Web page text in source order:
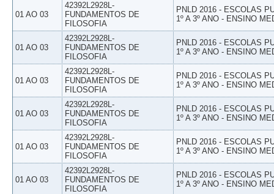
01 AO 03
42392L2928L-
FUNDAMENTOS DE
FILOSOFIA
PNLD 2016 - ESCOLAS
1º A 3º ANO - ENSINO
01 AO 03
42392L2928L-
FUNDAMENTOS DE
FILOSOFIA
PNLD 2016 - ESCOLAS
1º A 3º ANO - ENSINO
01 AO 03
42392L2928L-
FUNDAMENTOS DE
FILOSOFIA
PNLD 2016 - ESCOLAS
1º A 3º ANO - ENSINO
01 AO 03
42392L2928L-
FUNDAMENTOS DE
FILOSOFIA
PNLD 2016 - ESCOLAS
1º A 3º ANO - ENSINO
01 AO 03
42392L2928L-
FUNDAMENTOS DE
FILOSOFIA
PNLD 2016 - ESCOLAS
1º A 3º ANO - ENSINO
01 AO 03
42392L2928L-
FUNDAMENTOS DE
FILOSOFIA
PNLD 2016 - ESCOLAS
1º A 3º ANO - ENSINO